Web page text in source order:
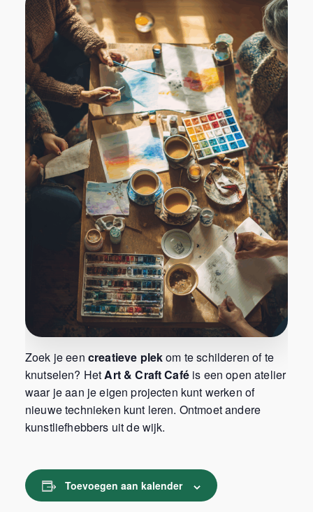
Zoek je een creatieve plekom te schilderen of te
knutselen? HetArt & Craft Caféis een open atelier
waar je aan je eigen projecten kunt werken of
nieuwe technieken kunt leren. Ontmoet andere
kunstliefhebbers uit de wijk.
Toevoegen aan kalender